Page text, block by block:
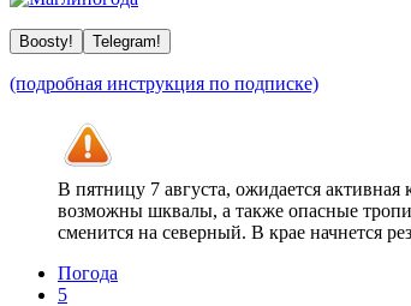
Boosty! Telegram!
(подробная инструкция по подписке)
В пятницу 7 августа, ожидается
возможны шквалы, а также опасные
сменится на северный. В крае начнется
Погода
5